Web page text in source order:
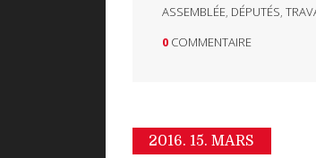
ASSEMBLÉE, DÉPUTÉS,
0 COMMENTAIRE
2016. 15. MARS